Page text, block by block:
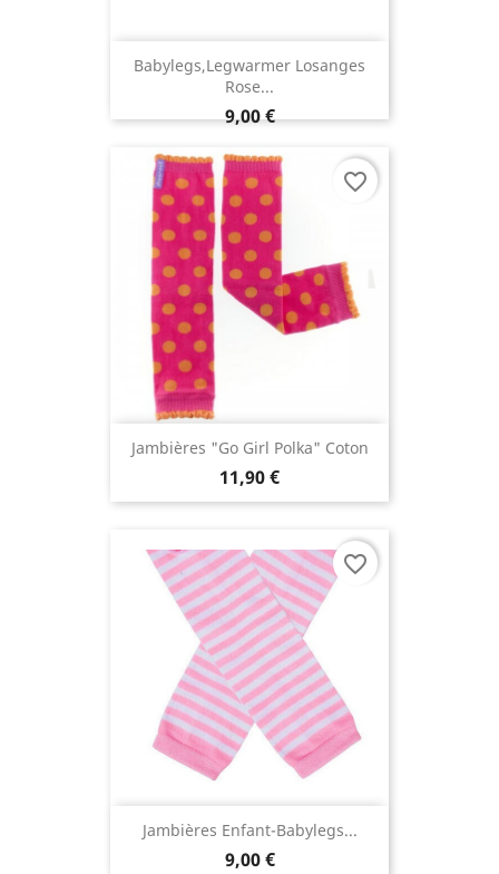
Babylegs,legwarmer Losanges
Rose...
9,00 €
Jambières "Go Girl Polka" Coton
11,90 €
favorite_border
Jambières Enfant-Babylegs...
9,00 €
favorite_border